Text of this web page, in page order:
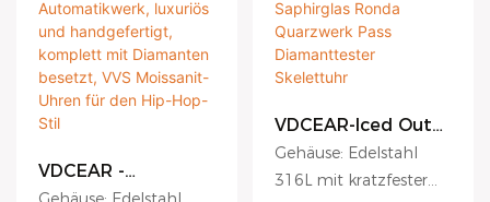
VDCEAR -
Diamantbesetzte
VDCEAR-Iced Out
Bustdown VVS
Moissanit Herren
Hip-Hop Uhr
Gehäuse: Edelstahl
316L mit kratzfester